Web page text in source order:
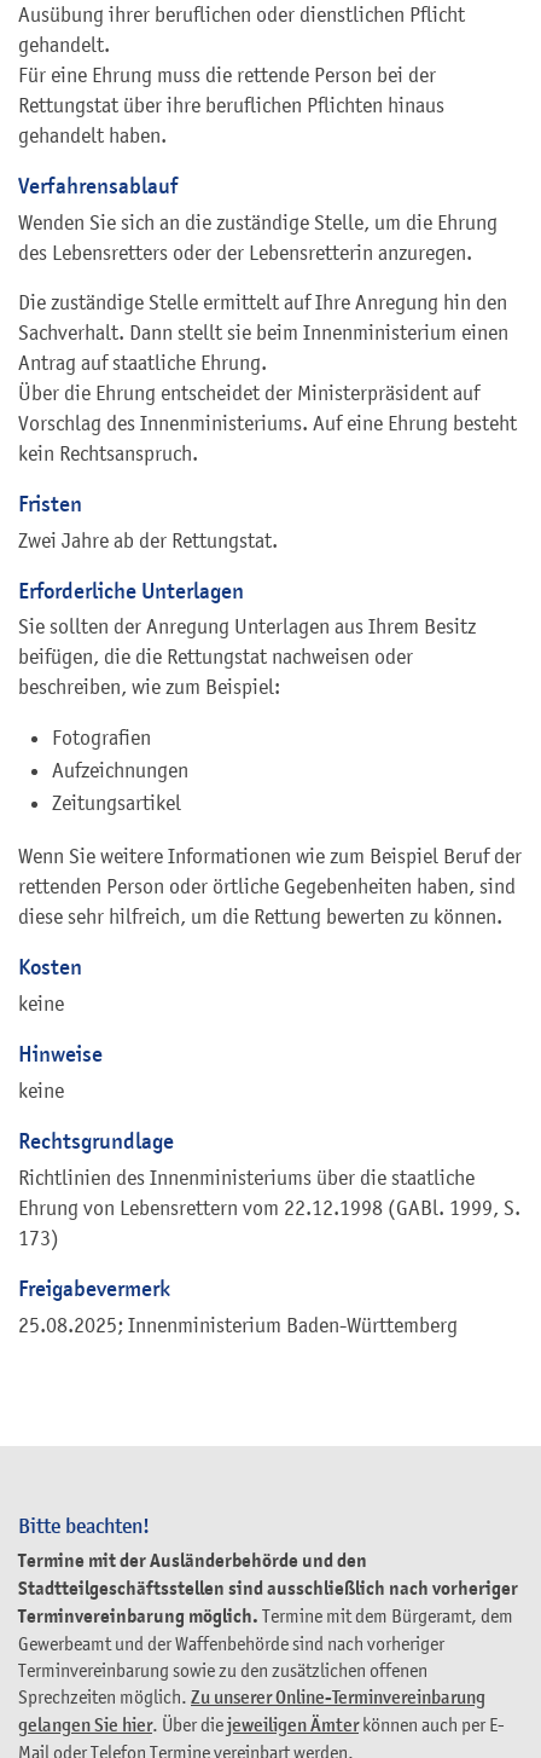
Bitte beachten!
Termine mit der Ausländerbehörde und den
Stadtteilgeschäftsstellen sind ausschließlich nach vorheriger
Terminvereinbarung möglich. Termine mit dem Bürgeramt, dem
Gewerbeamt und der Waffenbehörde sind nach vorheriger
Terminvereinbarung sowie zu den zusätzlichen offenen
Sprechzeiten möglich. Zu unserer Online-Terminvereinbarung
gelangen Sie hier. Über diejeweiligen Ämterkönnen auch per E-
Mail oder Telefon Termine vereinbart werden.
Ausübung ihrer beruflichen oder dienstlichen Pflicht
gehandelt.
Für eine Ehrung muss die rettende Person bei der
Rettungstat über ihre beruflichen Pflichten hinaus
gehandelt haben.
Verfahrensablauf
Wenden Sie sich an die zuständige Stelle, um die Ehrung
des Lebensretters oder der Lebensretterin anzuregen.
Die zuständige Stelle ermittelt auf Ihre Anregung hin den
Sachverhalt. Dann stellt sie beim Innenministerium einen
Antrag auf staatliche Ehrung.
Über die Ehrung entscheidet der Ministerpräsident auf
Vorschlag des Innenministeriums. Auf eine Ehrung besteht
kein Rechtsanspruch.
Fristen
Zwei Jahre ab der Rettungstat.
Erforderliche Unterlagen
Sie sollten der Anregung Unterlagen aus Ihrem Besitz
beifügen, die die Rettungstat nachweisen oder
beschreiben, wie zum Beispiel:
Fotografien
Aufzeichnungen
Zeitungsartikel
Wenn Sie weitere Informationen wie zum Beispiel Beruf der
rettenden Person oder örtliche Gegebenheiten haben, sind
diese sehr hilfreich, um die Rettung bewerten zu können.
Kosten
keine
Hinweise
keine
Rechtsgrundlage
Richtlinien des Innenministeriums über die staatliche
Ehrung von Lebensrettern vom 22.12.1998 (GABl. 1999, S.
173)
Freigabevermerk
25.08.2025; Innenministerium Baden-Württemberg